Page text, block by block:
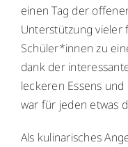
WebUntis
Schuldock
einen Tag der
Unterstützung vieler
Schüler*innen zu
dank der
leckeren Essens
war für jeden etwas
Als kulinarisches